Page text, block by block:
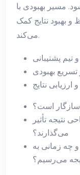
مسیر بهبودی با
و بهبود نتایج کمک
می‌کند.
تیم پشتیبانی
بهبودی
نتایج
سازگار است؟
نتیجه تأثیر
می‌گذارند؟
چه زمانی به
می‌رسیم؟